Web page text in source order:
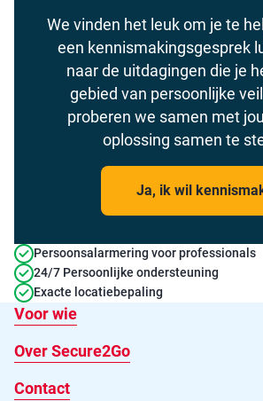
We vinden het leuk om je te
een kennismakingsgesprek
naar de uitdagingen die je
gebied van persoonlijke
proberen we samen met
oplossing samen te
Ja, ik wil
Persoonsalarmering voor professionals
24/7 Persoonlijke ondersteuning
Exacte locatiebepaling
Voor wie
Over Secure2Go
Contact